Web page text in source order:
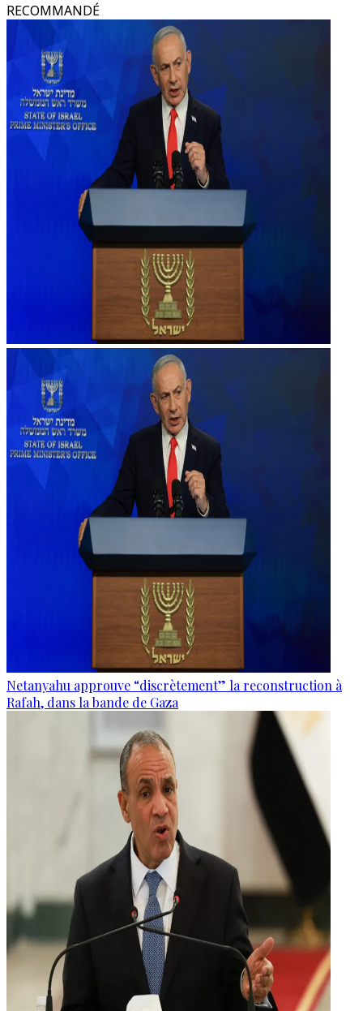
RECOMMANDÉ
Netanyahu approuve “discrètement” la reconstruction à
Rafah, dans la bande de Gaza